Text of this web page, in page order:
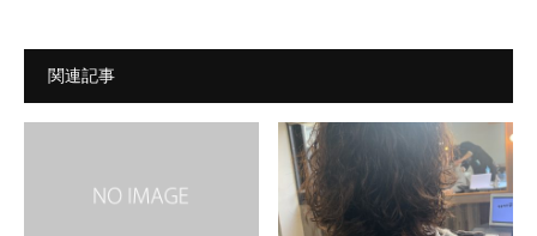
関連記事